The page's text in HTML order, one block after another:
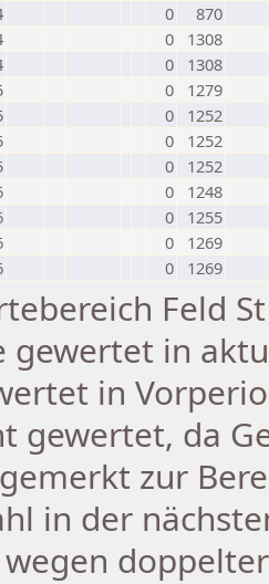
0
870
0
1308
0
1308
0
1279
0
1252
0
1252
0
1252
0
1248
0
1255
0
1269
0 1269
Feld
gewertet in
in
gewertet, da
zur
in der